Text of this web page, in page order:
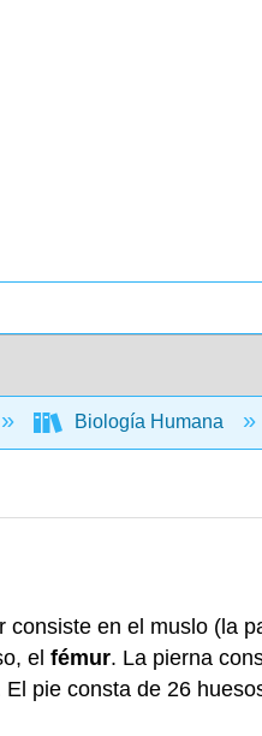
Biología Humana
en el muslo (la
el fémur. La pierna
pie consta de 26